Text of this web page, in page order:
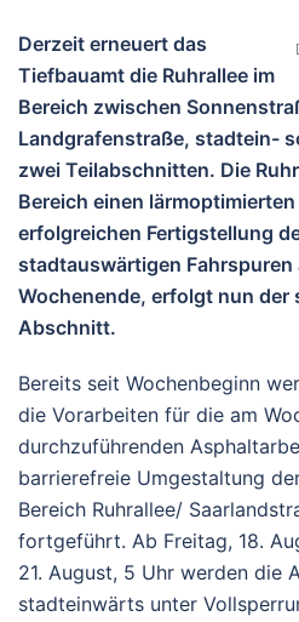
Derzeit erneuert das
Tiefbauamt die Ruhrallee im
Bereich zwischen
Landgrafenstraße, stadtein-
zwei Teilabschnitten. Die
Bereich einen
erfolgreichen Fertigstellung
stadtauswärtigen Fahrspuren
Wochenende, erfolgt nun
Abschnitt.
Bereits seit Wochenbeginn
die Vorarbeiten für die am
durchzuführenden
barrierefreie Umgestaltung
Bereich Ruhrallee/
fortgeführt. Ab Freitag, 18.
21. August, 5 Uhr werden die
stadteinwärts unter